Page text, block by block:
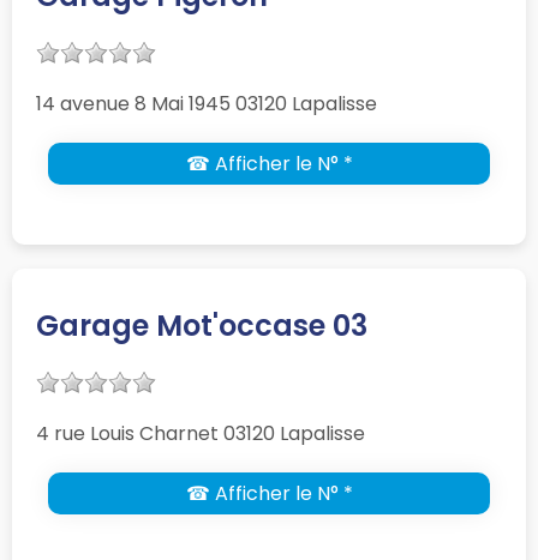
14 avenue 8 Mai 1945 03120 Lapalisse
☎ Afficher le N° *
Garage Mot'occase 03
4 rue Louis Charnet 03120 Lapalisse
☎ Afficher le N° *